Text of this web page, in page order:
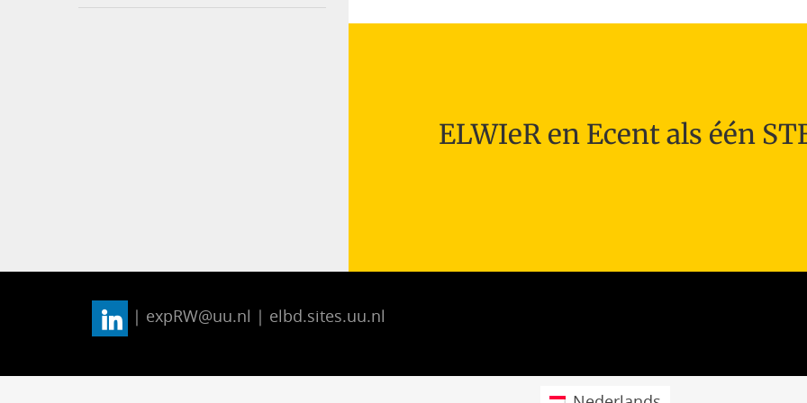
ELWIeR en Ecent als één
| expRW@uu.nl | elbd.sites.uu.nl